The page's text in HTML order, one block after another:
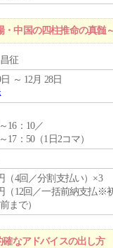
中国の四柱推命の真髄
征
～ 12月 28日
16：10／
17：50（1日2コマ）
（4回／分割支払い）×3
（12回／一括前納支払※
まで）
確なアドバイスの出し方